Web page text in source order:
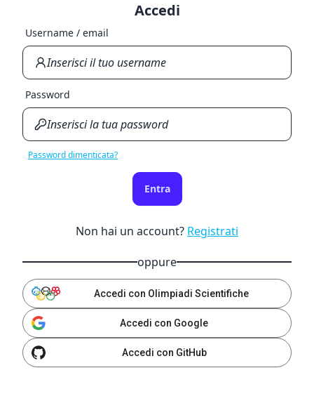
Accedi
Username / email
Password
Password dimenticata?
Entra
Non hai un account? Registrati
oppure
Accedi con Olimpiadi Scientifiche
Accedi con Google
Accedi con GitHub